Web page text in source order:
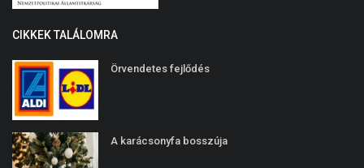
CIKKEK TALÁLOMRA
Örvendetes fejlődés
A karácsonyfa bosszúja